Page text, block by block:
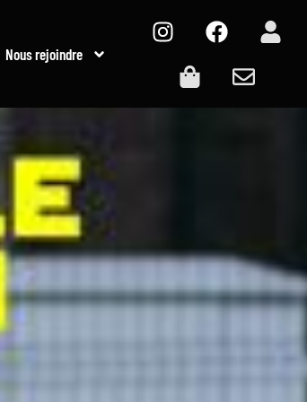
Nous rejoindre